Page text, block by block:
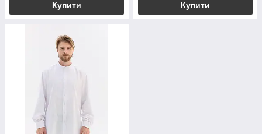
Купити Купити